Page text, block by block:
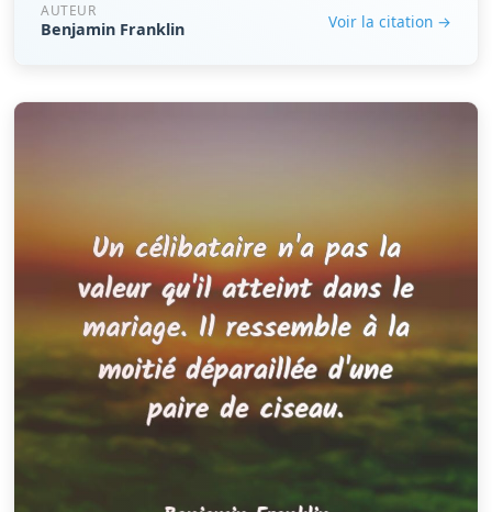
AUTEUR
Benjamin Franklin Voir la citation →